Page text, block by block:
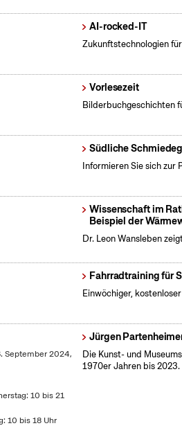
AI-rocked-IT
Zukunftstechnologien
Vorlesezeit
Bilderbuchgeschichten
Südliche
Informieren Sie sich zur
Wissenschaft im
Beispiel der
Dr. Leon Wansleben
Fahrradtraining für
Einwöchiger,
September 2024,
10 bis 21
10 bis 18 Uhr
Jürgen
Die Kunst- und
1970er Jahren bis 2023.